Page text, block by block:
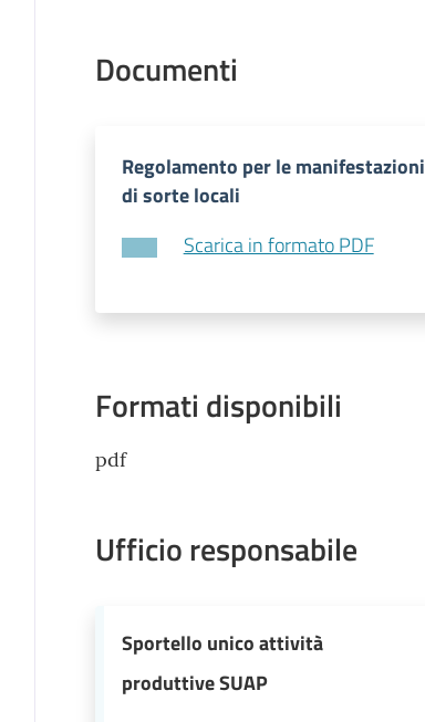
Documenti
Regolamento per le manifestazioni
di sorte locali
Scarica in formato PDF
Formati disponibili
pdf
Ufficio responsabile
Sportello unico attività
produttive SUAP